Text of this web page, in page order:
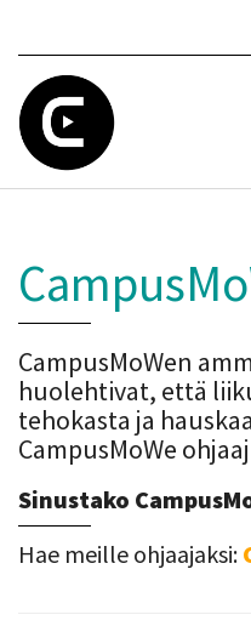
CampusMoWen
huolehtivat, että
tehokasta ja
CampusMoWe
Sinustako
Hae meille ohjaajaksi: